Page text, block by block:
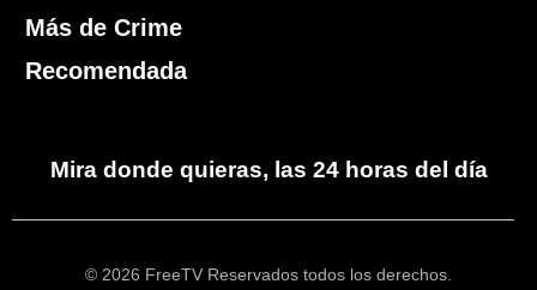
Más de Crime
Recomendada
Mira donde quieras, las 24 horas del día
© 2026 FreeTV Reservados todos los derechos.